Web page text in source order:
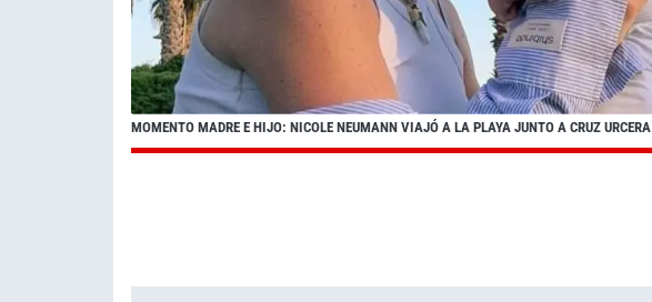
MOMENTO MADRE E HIJO: NICOLE NEUMANN VIAJÓ A LA PLAYA JUNTO A CRUZ URCERA